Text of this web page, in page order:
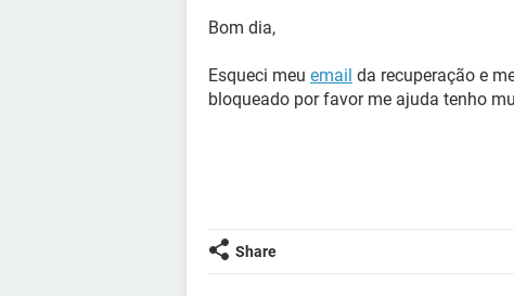
Bom dia,
Esqueci meu email da recuperação e
bloqueado por favor me ajuda tenho
Share